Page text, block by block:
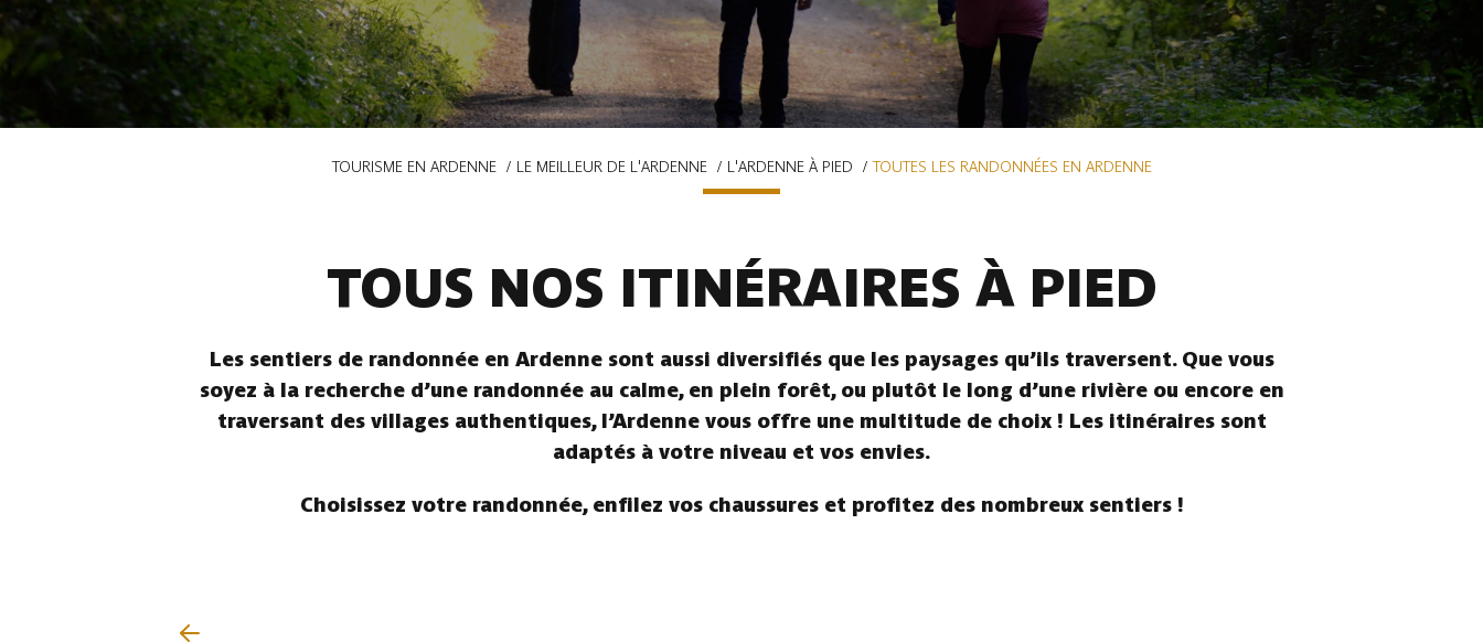
TOURISME EN ARDENNE LE MEILLEUR DE L'ARDENNE L'ARDENNE À PIED TOUTES LES RANDONNÉES EN ARDENNE
TOUS NOS ITINÉRAIRES À PIED
Les sentiers de randonnée en Ardenne sont aussi diversifiés que les paysages qu’ils traversent. Que vous
soyez à la recherche d’une randonnée au calme, en plein forêt, ou plutôt le long d’une rivière ou encore en
traversant des villages authentiques, l’Ardenne vous offre une multitude de choix ! Les itinéraires sont
adaptés à votre niveau et vos envies.
Choisissez votre randonnée, enfilez vos chaussures et profitez des nombreux sentiers !